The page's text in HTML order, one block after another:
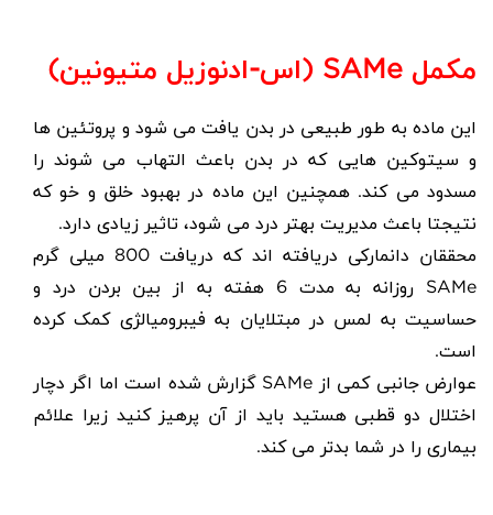
مکمل SAMe (اس-ادنوزیل متیونین)
این ماده به طور طبیعی در بدن یافت می شود و پروتئین ها
و سیتوکین هایی که در بدن باعث التهاب می شوند را
مسدود می کند. همچنین این ماده در بهبود خلق و خو که
نتیجتا باعث مدیریت بهتر درد می شود، تاثیر زیادی دارد.
محققان دانمارکی دریافته اند که دریافت 800 میلی گرم
SAMe
روزانه به مدت 6 هفته به از بین بردن درد و
حساسیت به لمس در مبتلایان به فیبرومیالژی کمک کرده
است.
عوارض جانبی کمی از SAMe گزارش شده است اما اگر دچار
اختلال دو قطبی هستید باید از آن پرهیز کنید زیرا علائم
بیماری را در شما بدتر می کند.